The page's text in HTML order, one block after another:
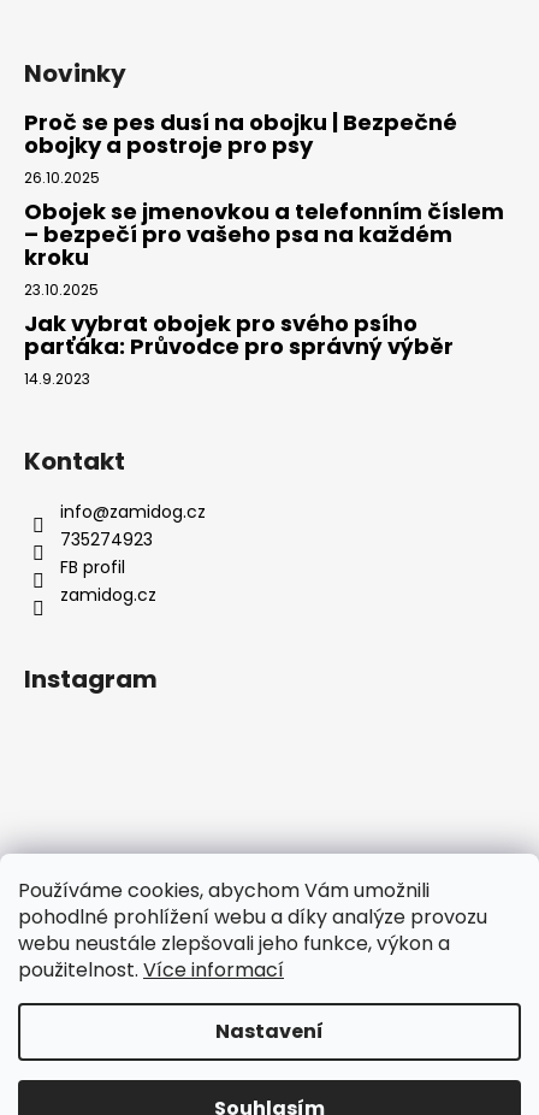
Používáme cookies, abychom Vám umožnili
pohodlné prohlížení webu a díky analýze provozu
webu neustále zlepšovali jeho funkce, výkon a
použitelnost. Více informací
Nastavení
Souhlasím
Novinky
Proč se pes dusí na obojku | Bezpečné
obojky a postroje pro psy
26.10.2025
Obojek se jmenovkou a telefonním číslem
– bezpečí pro vašeho psa na každém
kroku
23.10.2025
Jak vybrat obojek pro svého psího
parťáka: Průvodce pro správný výběr
14.9.2023
Kontakt
info@zamidog.cz
735274923
FB profil
zamidog.cz
Instagram
Copyright 2026E-shop Zamidog. Všechna práva
vyhrazena.